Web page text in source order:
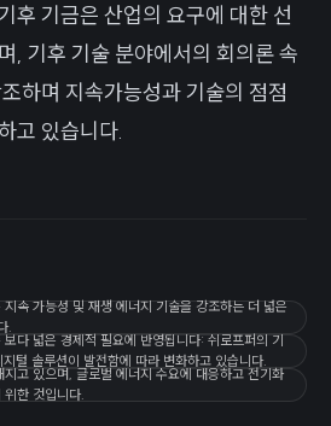
후 기금은 산업의 요구에 대한 선
, 기후 기술 분야에서의 회의론 속
하며 지속가능성과 기술의 점점
고 있습니다.
속 가능성 및 재생 에너지 기술을 강조하는 더 넓은
.
다 넓은 경제적 필요에 반영됩니다: 쉬로프퍼의 기
털 솔루션이 발전함에 따라 변화하고 있습니다.
고 있으며, 글로벌 에너지 수요에 대응하고 전기화
위한 것입니다.